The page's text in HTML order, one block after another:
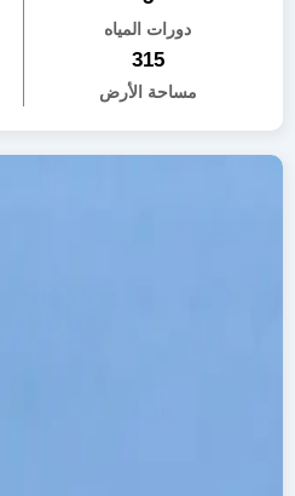
دورات المياه
315
مساحة الأرض